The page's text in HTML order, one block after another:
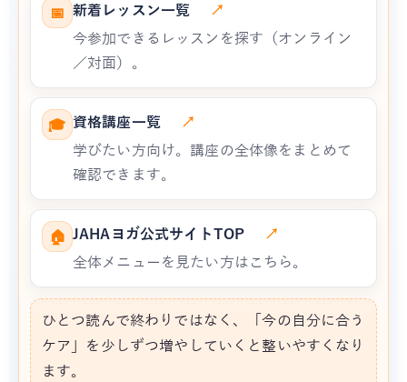
📅 新着レッスン一覧
↗
今参加できるレッスンを探す（オンライン
／対面）。
🎓 資格講座一覧
↗
学びたい方向け。講座の全体像をまとめて
確認できます。
🏠 JAHAヨガ公式サイトTOP
↗
全体メニューを見たい方はこちら。
ひとつ読んで終わりではなく、「今の自分に合う
ケア」を少しずつ増やしていくと整いやすくなり
ます。